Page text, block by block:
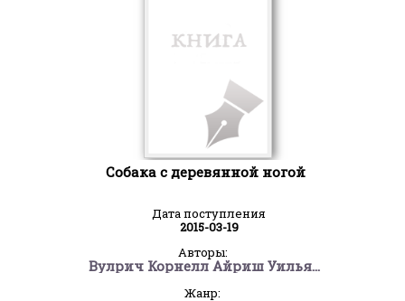
Собака с деревянной ногой
Дата поступления
2015-03-19
Авторы:
Вулрич Корнелл Айриш Уильям
Жанр: